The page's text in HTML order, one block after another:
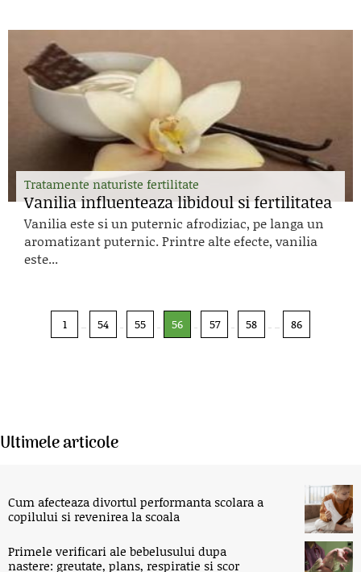
Tratamente naturiste fertilitate
Vanilia influenteaza libidoul si fertilitatea
Vanilia este si un puternic afrodiziac, pe langa un
aromatizant puternic. Printre alte efecte, vanilia
este...
1 54 55 56 57 58 86
Ultimele articole
Cum afecteaza divortul performanta scolara a
copilului si revenirea la scoala
Primele verificari ale bebelusului dupa
nastere: greutate, plans, respiratie si scor